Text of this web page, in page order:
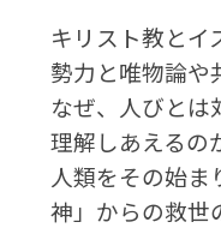
キリスト教とイ
勢力と唯物論
なぜ、人びとは
理解しあえるのか
人類をその始ま
神」からの救世